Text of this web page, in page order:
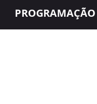
PROGRAMAÇÃO